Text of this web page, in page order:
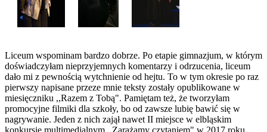
Liceum wspominam bardzo dobrze. Po etapie gimnazjum, w którym
doświadczyłam nieprzyjemnych komentarzy i odrzucenia, liceum
dało mi z pewnością wytchnienie od hejtu. To w tym okresie po raz
pierwszy napisane przeze mnie teksty zostały opublikowane w
miesięczniku ,,Razem z Tobą". Pamiętam też, że tworzyłam
promocyjne filmiki dla szkoły, bo od zawsze lubię bawić się w
nagrywanie. Jeden z nich zajął nawet II miejsce w elbląskim
konkursie multimedialnym ,,Zarażamy czytaniem" w 2017 roku.